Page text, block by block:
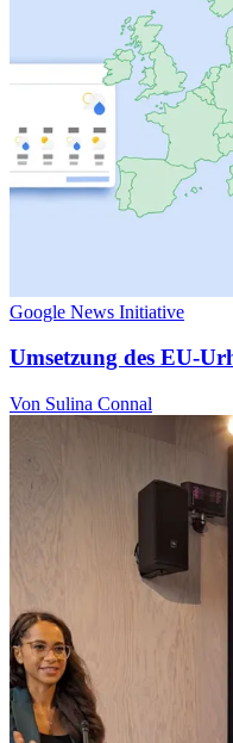
Google News Initiative
Umsetzung des EU-
Von Sulina Connal